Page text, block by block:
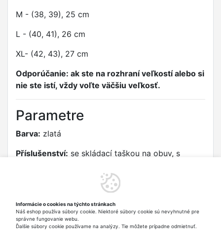
M - (38, 39), 25 cm
L - (40, 41), 26 cm
XL- (42, 43), 27 cm
Odporúčanie: ak ste na rozhraní veľkostí alebo si
nie ste istí, vždy voľte väčšiu veľkosť.
Parametre
Barva: zlatá
Příslušenství: se skládací taškou na obuv, s
částečně polstrovaná
Velikost:S (36, 37), 24 cm, M (38, 39), 25 cm, L
(40, 41), 26 cm, XL (42, 43), 27 cm
Informácie o cookies na týchto stránkach
Náš eshop používa súbory cookie. Niektoré súbory cookie sú nevyhnutné pre
správne fungovanie webu.
Ďalšie súbory cookie používame na analýzy. Tie môžete prípadne odmietnuť.